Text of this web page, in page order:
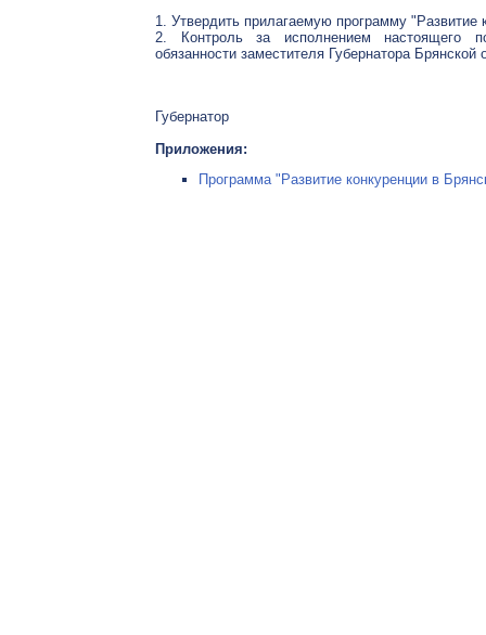
1. Утвердить прилагаемую программу "Развитие
2. Контроль за исполнением настоящего
обязанности заместителя Губернатора
Губернатор
Приложения:
Программа "Развитие конкуренции в